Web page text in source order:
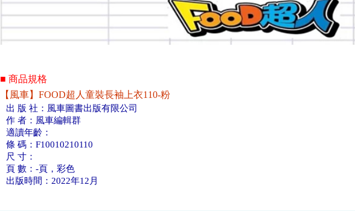
■ 商品規格
【風車】FOOD超人童裝長袖上衣110-粉
出 版 社：風車圖書出版有限公司
作 者：風車編輯群
適讀年齡：
條 碼：F10010210110
尺 寸：
頁 數：-頁，彩色
出版時間：2022年12月